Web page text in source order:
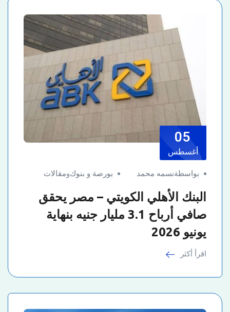
05
أغسطس
بواسطةنسمه محمد بورصة و بنوكومقالات
البنك الأهلي الكويتي – مصر يحقق
صافي أرباح 3.1 مليار جنيه بنهاية
يونيو 2026
اقرأ أكثر